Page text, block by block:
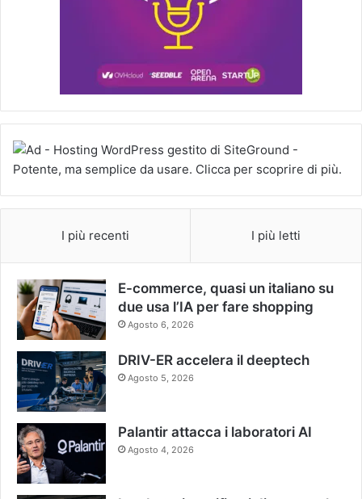
I più recenti I più letti
E-commerce, quasi un italiano su
due usa l’IA per fare shopping
Agosto 6, 2026
DRIV-ER accelera il deeptech
Agosto 5, 2026
Palantir attacca i laboratori AI
Agosto 4, 2026